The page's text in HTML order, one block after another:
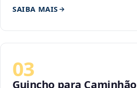
SAIBA MAIS
03
Guincho para Caminhão